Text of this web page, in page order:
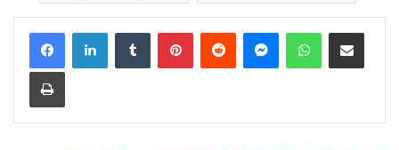
FacebookLinkedInTumblr PinterestReddit MessengerWhatsAppShare via Email
Print